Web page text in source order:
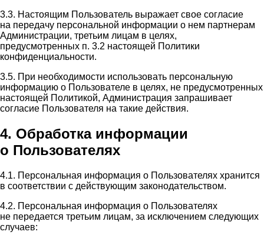
3.3. Настоящим Пользователь выражает свое согласие
на передачу персональной информации о нем партнерам
Администрации, третьим лицам в целях,
предусмотренных п. 3.2 настоящей Политики
конфиденциальности.
3.5. При необходимости использовать персональную
информацию о Пользователе в целях, не предусмотренных
настоящей Политикой, Администрация запрашивает
согласие Пользователя на такие действия.
4. Обработка информации
о Пользователях
4.1. Персональная информация о Пользователях хранится
в соответствии с действующим законодательством.
4.2. Персональная информация о Пользователях
не передается третьим лицам, за исключением следующих
случаев: